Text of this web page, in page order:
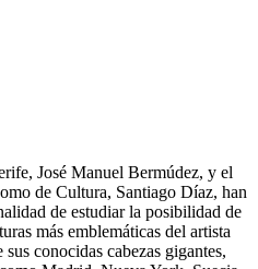
José Manuel Bermúdez, y el
de Cultura, Santiago Díaz, han
de estudiar la posibilidad de
más emblemáticas del artista
conocidas cabezas gigantes,